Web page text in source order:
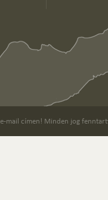
e-mail címen! Minden jog